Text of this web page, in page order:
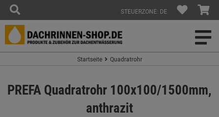
STEUERZONE: DE
Startseite Quadratrohr
PREFA Quadratrohr 100x100/1500mm,
anthrazit